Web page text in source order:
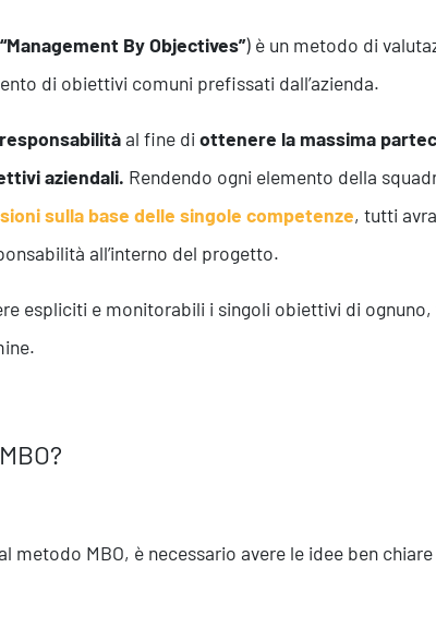
“Management By Objectives”) è un metodo di
di obiettivi comuni prefissati dall’azienda.
al fine di ottenere la massima
aziendali. Rendendo ogni elemento della
sulla base delle singole competenze, tutti
all’interno del progetto.
espliciti e monitorabili i singoli obiettivi di ognuno,
MBO, è necessario avere le idee ben